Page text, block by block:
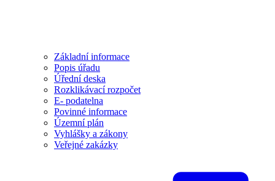
Základní informace
Popis úřadu
Úřední deska
Rozklikávací rozpočet
E- podatelna
Povinné informace
Územní plán
Vyhlášky a zákony
Veřejné zakázky